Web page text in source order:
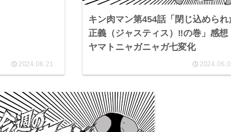
2024.06.21
キン肉マン第454話「閉じ込められ
正義（ジャスティス）‼︎の巻」感想
ヤマトニャガニャガ七変化